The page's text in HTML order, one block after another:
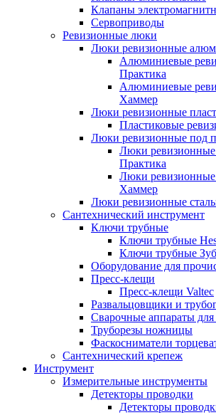
Клапаны
Сервоприводы
Ревизионные люки
Люки ревизионные
Алюминиевые
Практика
Алюминиевые
Хаммер
Люки ревизионные
Пластиковые
Люки ревизионные под
Люки
Практика
Люки
Хаммер
Люки ревизионные
Сантехнический инструмент
Ключи трубные
Ключи трубные
Ключи трубные
Оборудование для
Пресс-клещи
Пресс-клещи Valtec
Развальцовщики и
Сварочные аппараты для
Труборезы ножницы
Фаскосниматели
Сантехнический крепеж
Инструмент
Измерительные инструменты
Детекторы проводки
Детекторы